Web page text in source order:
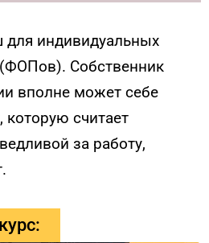
для индивидуальных
Собственник
вполне может себе
которую считает
за работу,